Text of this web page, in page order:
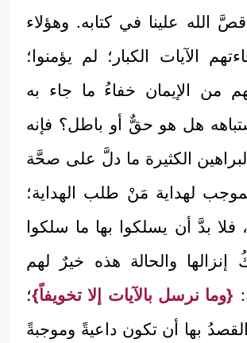
الله علينا في كتابه. وهؤلاء
الآيات الكبار؛ لم يؤمنوا؛
من الإيمان خفاءُ ما جاء به
هل هو حقٌّ أو باطل؟ فإنه
الكثيرة ما دلَّ على صحَّة
لهداية مَنْ طلب الهداية؛
فلا بدَّ أن يسلكوا بها ما سلكوا
إنزالها والحالة هذه خيرٌ لهم
{وما نرسل بالآيات إلا تخويفاً}؛
بها أن تكون داعيةً وموجبةً